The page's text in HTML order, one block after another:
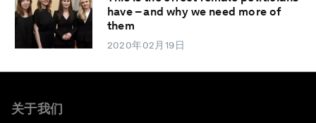
have – and why we need more of
them
2020年02月19日
关于我们